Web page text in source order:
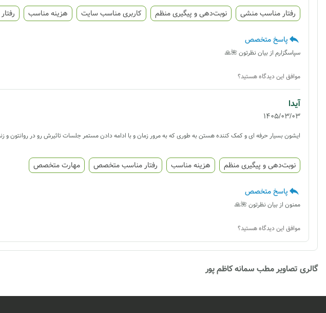
رفتار مناسب منشی نوبت‌دهی و پیگیری منظم کاربری مناسب سایت هزینه مناسب
پاسخ متخصص
سپاسگزارم از بیان نظرتون 🌺🙏
موافق این دیدگاه هستید؟
آیدا
1405/03/03
ایشون بسیار حرفه ای و کمک کننده هستن به طوری که به مرور زمان و با ادامه دادن مستمر جلسات تاثیرش رو در روانتون
نوبت‌دهی و پیگیری منظم هزینه مناسب رفتار مناسب متخصص مهارت متخصص
پاسخ متخصص
ممنون از بیان نظرتون 🌺🙏
موافق این دیدگاه هستید؟
گالری تصاویر مطب سمانه کاظم پور